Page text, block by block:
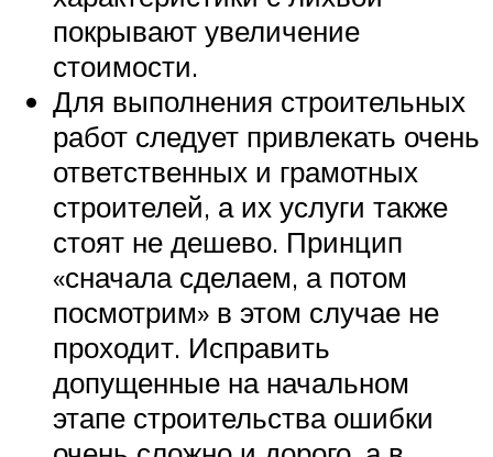
покрывают увеличение
стоимости.
Для выполнения строительных
работ следует привлекать очень
ответственных и грамотных
строителей, а их услуги также
стоят не дешево. Принцип
«сначала сделаем, а потом
посмотрим» в этом случае не
проходит. Исправить
допущенные на начальном
этапе строительства ошибки